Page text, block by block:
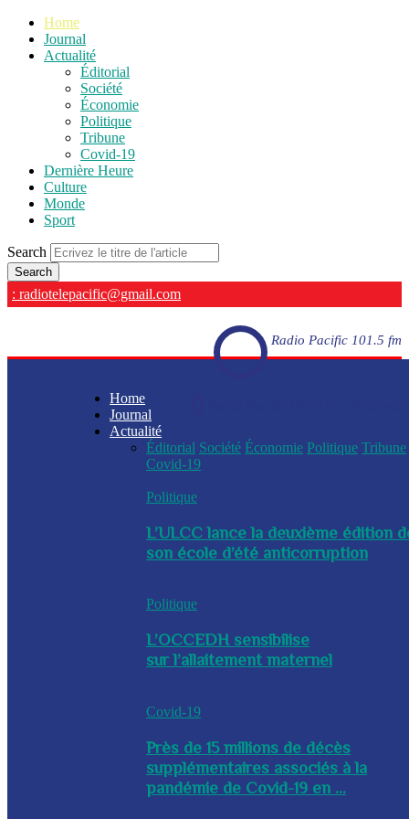
Home
Journal
Actualité
Éditorial
Société
Économie
Politique
Tribune
Covid-19
Dernière Heure
Culture
Monde
Sport
Search
: radiotelepacific@gmail.com
Radio Pacific 101.5 fm
Home
Journal
Actualité
Éditorial Société Économie Politique Tribune
Covid-19
Politique
L’ULCC lance la deuxième édition
son école d’été anticorruption
Politique
L’OCCEDH sensibilise
sur l’allaitement maternel
Covid-19
Près de 15 millions de décès
supplémentaires associés à la
pandémie de Covid-19 en ...